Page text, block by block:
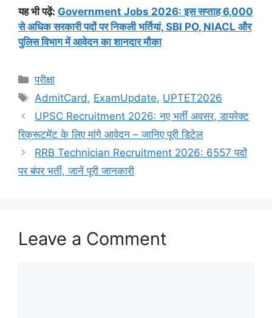
यह भी पढ़ें: Government Jobs 2026: इस सप्ताह 6,000
से अधिक सरकारी पदों पर निकली भर्तियां, SBI PO, NIACL और
पुलिस विभाग में आवेदन का शानदार मौका
Categories
परीक्षा
Tags
AdmitCard , ExamUpdate, UPTET2026
UPSC Recruitment 2026: नए भर्ती अवसर, डायरेक्ट
रिक्रूटमेंट के लिए मांगे आवेदन – जानिए पूरी डिटेल
RRB Technician Recruitment 2026: 6557 पदों
पर बंपर भर्ती, जानें पूरी जानकारी
Leave a Comment